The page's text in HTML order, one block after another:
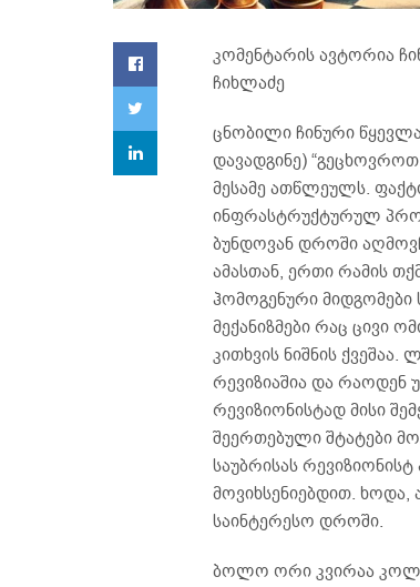
კომენტარის ავტორია
ჩიხლაძე
ცნობილი ჩინური
დავადგინე) “გეცხოვროთ
მესამე ათწლეულს.
ინფრასტრუქტურულ
ბუნდოვან დროში
ამასთან, ერთი რამის
ჰომოგენური
მექანიზმები რაც ცივი
კითხვის ნიშნის
რევიზიაშია და რაოდენ
რევიზიონისტად მისი
შეერთებული შტატები
საუბრისას
მოვიხსენიებდით.
საინტერესო დროში.
ბოლო ორი კვირაა